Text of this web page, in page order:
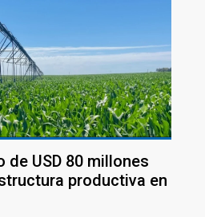
de USD 80 millones
productiva en